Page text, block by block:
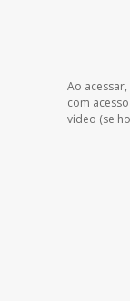
Ao
com
vídeo (se